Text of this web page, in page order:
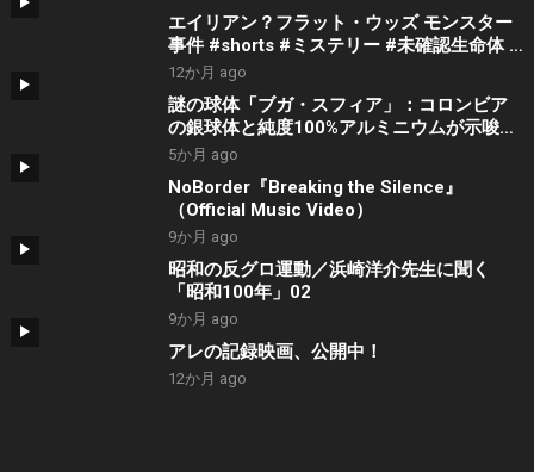
エイリアン？フラット・ウッズ モンスター
事件 #shorts #ミステリー #未確認生命体 #
都市伝説
12か月 ago
謎の球体「ブガ・スフィア」：コロンビア
の銀球体と純度100%アルミニウムが示唆す
る地球外知的生命の痕跡
5か月 ago
NoBorder『Breaking the Silence』
（Official Music Video）
9か月 ago
昭和の反グロ運動／浜崎洋介先生に聞く
「昭和100年」02
9か月 ago
アレの記録映画、公開中！
12か月 ago